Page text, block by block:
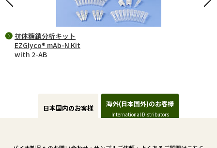
抗体糖鎖分析キット
EZGlyco® mAb-N Kit
with 2-AB
日本国内のお客様 海外(日本国外)のお客様
International Distributors